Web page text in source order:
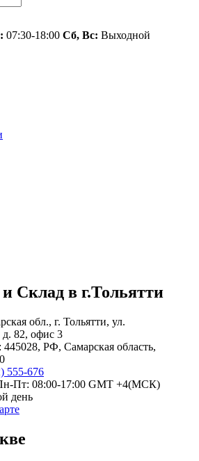
07:30-18:00 Сб, Вс: Выходной
Склад в г.Тольятти
обл., г. Тольятти, ул.
82, офис 3
РФ, Самарская область,
555-676
Пт: 08:00-17:00 GMT +4(МСК)
день